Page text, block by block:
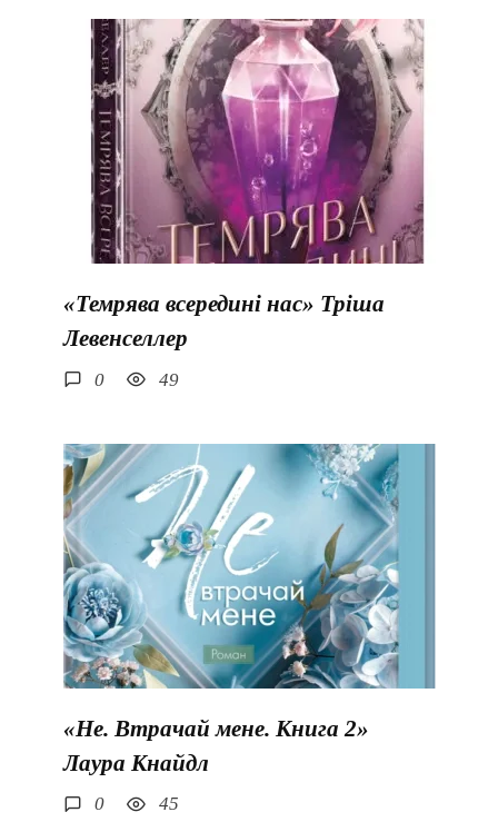
«Темрява всередині нас» Тріша
Левенселлер
0 49
«Не. Втрачай мене. Книга 2»
Лаура Кнайдл
0 45